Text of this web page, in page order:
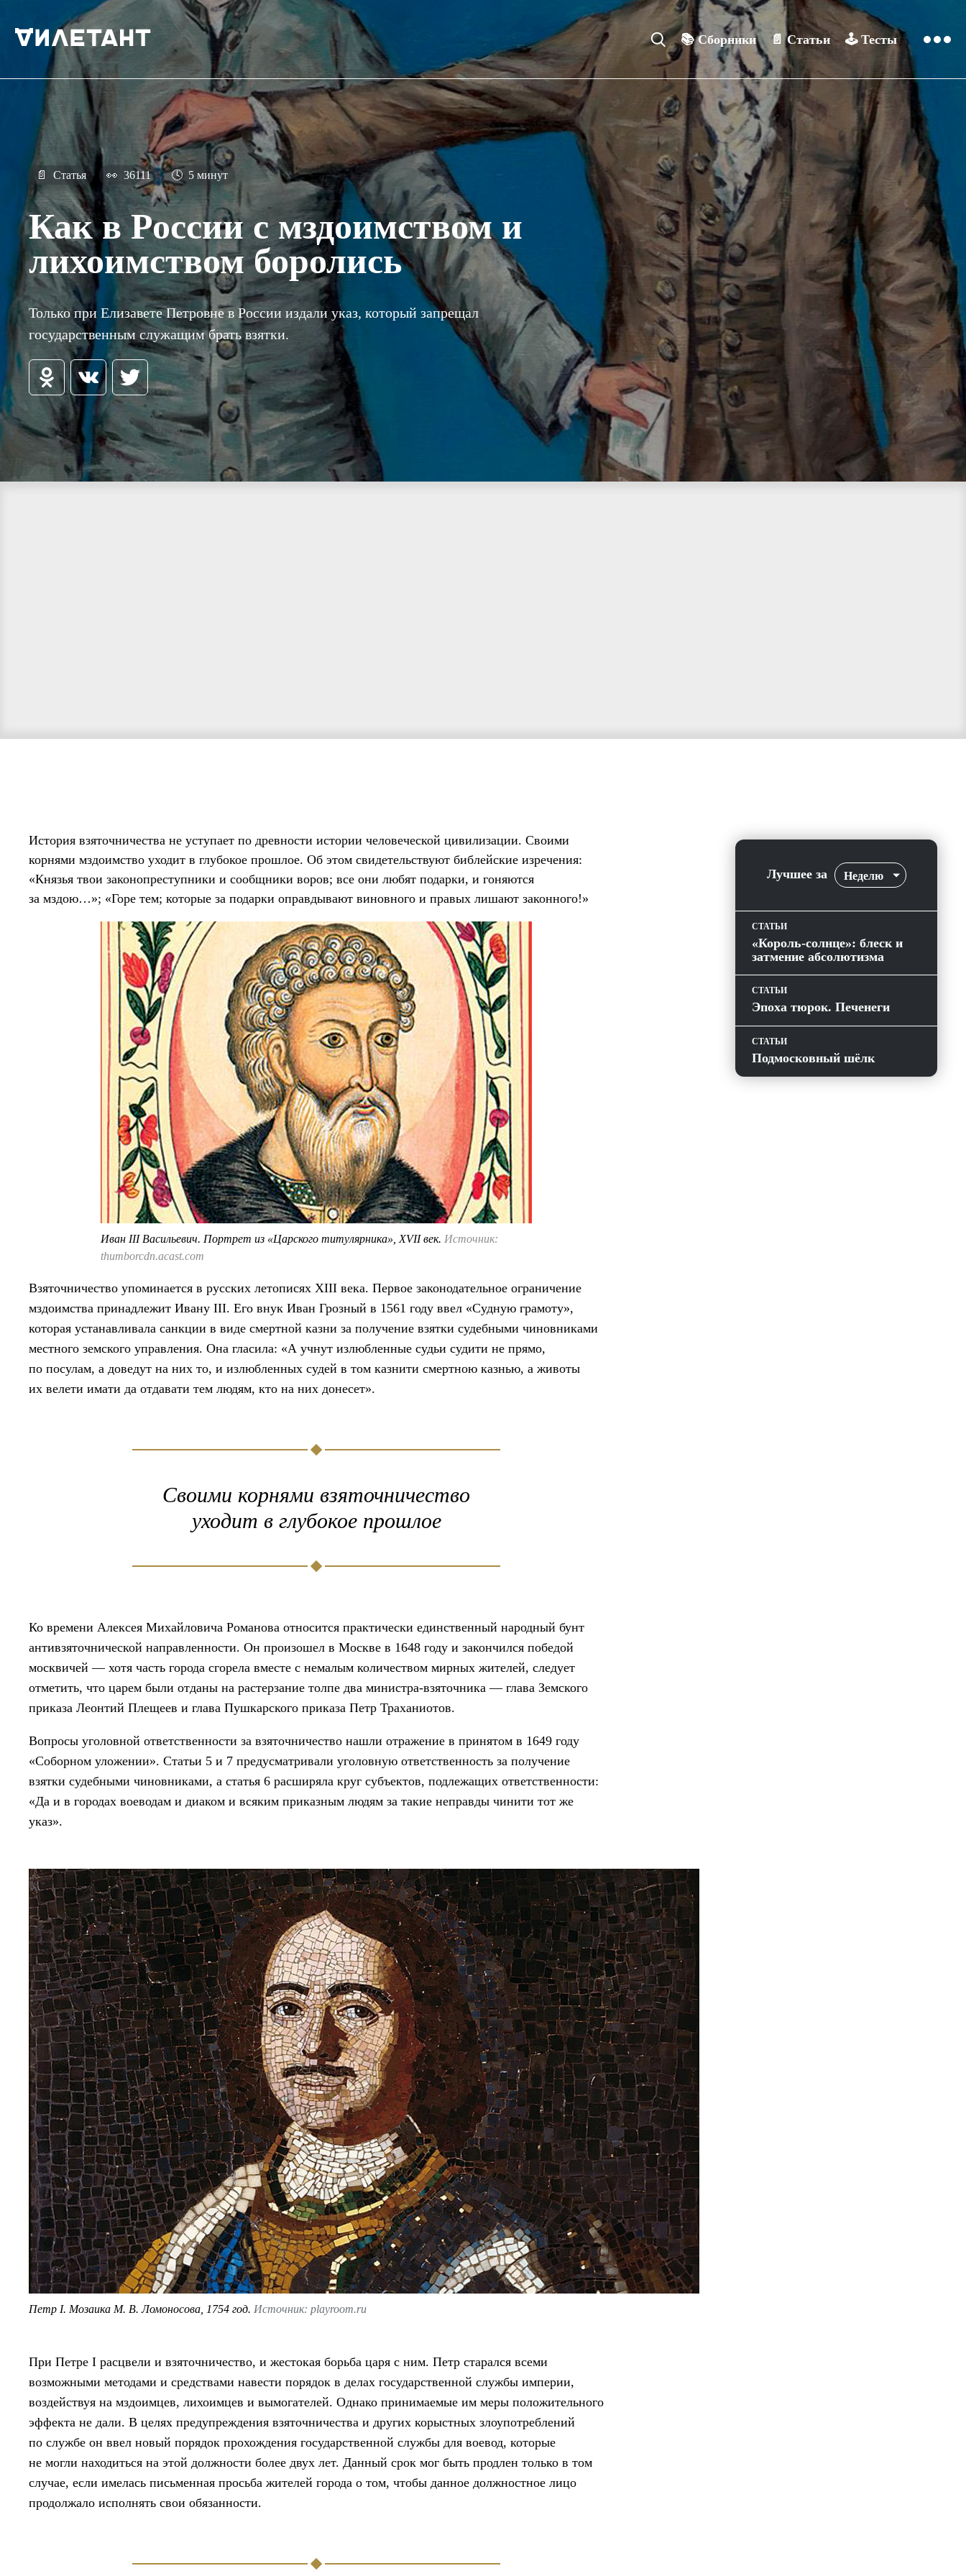
📚Сборники 📄Статьи 🕹️ Тесты
📄 Статья 👀 36111 🕓 5 минут
Как в России с мздоимством и
лихоимством боролись
Только при Елизавете Петровне в России издали указ, который запрещал
государственным служащим брать взятки.
История взяточничества не уступает по древности истории человеческой цивилизации. Своими
корнями мздоимство уходит в глубокое прошлое. Об этом свидетельствуют библейские изречения:
«Князья твои законопреступники и сообщники воров; все они любят подарки, и гоняются
за мздою…»; «Горе тем; которые за подарки оправдывают виновного и правых лишают законного!»
Иван III Васильевич. Портрет из «Царского титулярника», XVII век. Источник:
thumborcdn.acast.com
Взяточничество упоминается в русских летописях XIII века. Первое законодательное ограничение
мздоимства принадлежит Ивану III. Его внук Иван Грозный в 1561 году ввел «Судную грамоту»,
которая устанавливала санкции в виде смертной казни за получение взятки судебными чиновниками
местного земского управления. Она гласила: «А учнут излюбленные судьи судити не прямо,
по посулам, а доведут на них то, и излюбленных судей в том казнити смертною казнью, а животы
их велети имати да отдавати тем людям, кто на них донесет».
Своими корнями взяточничество
уходит в глубокое прошлое
Ко времени Алексея Михайловича Романова относится практически единственный народный бунт
антивзяточнической направленности. Он произошел в Москве в 1648 году и закончился победой
москвичей — хотя часть города сгорела вместе с немалым количеством мирных жителей, следует
отметить, что царем были отданы на растерзание толпе два министра-взяточника — глава Земского
приказа Леонтий Плещеев и глава Пушкарского приказа Петр Траханиотов.
Вопросы уголовной ответственности за взяточничество нашли отражение в принятом в 1649 году
«Соборном уложении». Статьи 5 и 7 предусматривали уголовную ответственность за получение
взятки судебными чиновниками, а статья 6 расширяла круг субъектов, подлежащих ответственности:
«Да и в городах воеводам и диаком и всяким приказным людям за такие неправды чинити тот же
указ».
Петр I. Мозаика М. В. Ломоносова, 1754 год. Источник: playroom.ru
При Петре I расцвели и взяточничество, и жестокая борьба царя с ним. Петр старался всеми
возможными методами и средствами навести порядок в делах государственной службы империи,
воздействуя на мздоимцев, лихоимцев и вымогателей. Однако принимаемые им меры положительного
эффекта не дали. В целях предупреждения взяточничества и других корыстных злоупотреблений
по службе он ввел новый порядок прохождения государственной службы для воевод, которые
не могли находиться на этой должности более двух лет. Данный срок мог быть продлен только в том
случае, если имелась письменная просьба жителей города о том, чтобы данное должностное лицо
продолжало исполнять свои обязанности.
Лучшее за Неделю
СТАТЬИ
«Король-солнце»: блеск и
затмение абсолютизма
СТАТЬИ
Эпоха тюрок. Печенеги
СТАТЬИ
Подмосковный шёлк